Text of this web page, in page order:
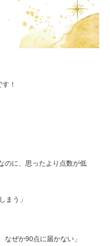
！
のに、思ったより点数が低
まう」
なぜか90点に届かない」